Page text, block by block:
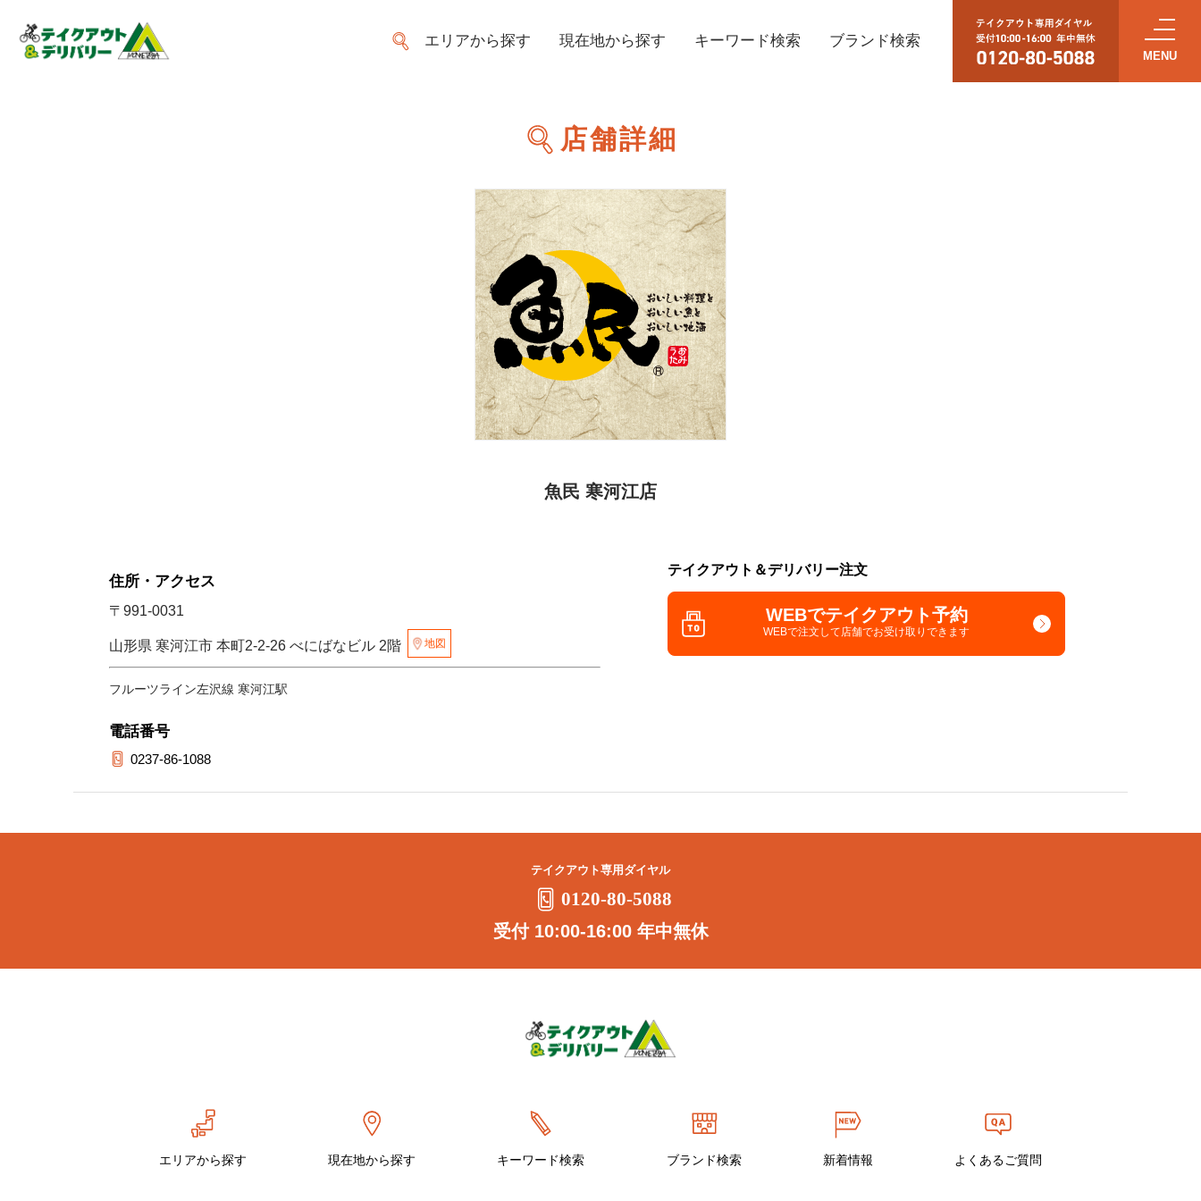
エリアから探す 現在地から探す キーワード検索 ブランド検索
店舗詳細
魚民 寒河江店
住所・アクセス
〒991-0031
山形県 寒河江市 本町2-2-26 べにばなビル 2階 地図
フルーツライン左沢線 寒河江駅
電話番号
0237-86-1088
テイクアウト＆デリバリー注文
WEBでテイクアウト予約
WEBで注文して店舗でお受け取りできます
テイクアウト専用ダイヤル
0120-80-5088
受付 10:00-16:00 年中無休
エリアから探す 現在地から探す キーワード検索 ブランド検索 新着情報 よくあるご質問